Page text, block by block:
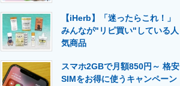
【iHerb】「迷ったらこれ！」
みんなが"リピ買い"している人
気商品
スマホ2GBで月額850円～ 格安
SIMをお得に使うキャンペーン